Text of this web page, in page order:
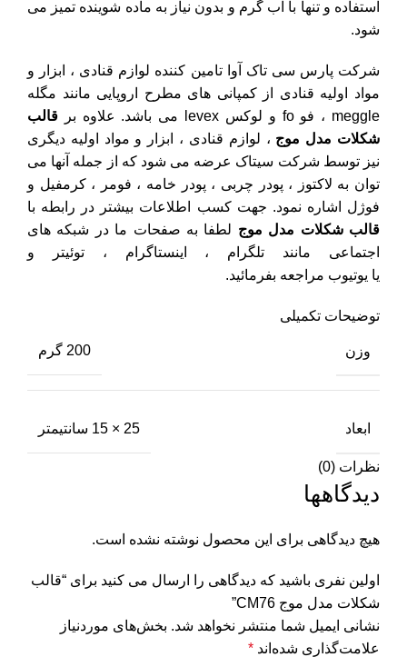
استفاده و تنها با آب گرم و بدون نیاز به ماده شوینده تمیز می
شود.
شرکت پارس سی تاک آوا تامین کننده لوازم قنادی ، ابزار و
مواد اولیه قنادی از کمپانی های مطرح اروپایی مانند مگله
meggle ، فو fo و لوکس levex می باشد. علاوه بر
قالب
شکلات مدل موج ، لوازم قنادی ، ابزار و مواد اولیه دیگری
نیز توسط شرکت سیتاک عرضه می شود که از جمله آنها می
توان به لاکتوز ، پودر چربی ، پودر خامه ، فومر ، کرمفیل و
فوژل اشاره نمود. جهت کسب اطلاعات بیشتر در رابطه با
قالب شکلات مدل موج لطفا به صفحات ما در شبکه های
اجتماعی مانند تلگرام ، اینستاگرام ،توئیتر
و
یا یوتیوب مراجعه بفرمائید.
توضیحات تکمیلی
وزن 200 گرم
ابعاد 25 × 15 سانتیمتر
نظرات (0)
دیدگاهها
هیچ دیدگاهی برای این محصول نوشته نشده است.
اولین نفری باشید که دیدگاهی را ارسال می کنید برای “قالب
شکلات مدل موج CM76”
نشانی ایمیل شما منتشر نخواهد شد. بخش‌های موردنیاز
علامت‌گذاری شده‌اند *